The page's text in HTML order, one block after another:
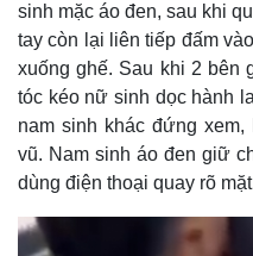
sinh mặc áo đen, sau khi
tay còn lại liên tiếp đấm
xuống ghế. Sau khi 2 bên
tóc kéo nữ sinh dọc hành
nam sinh khác đứng
vũ. Nam sinh áo đen giữ
dùng điện thoại quay rõ